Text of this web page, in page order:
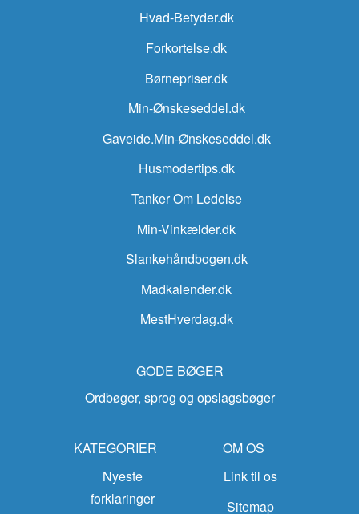
Hvad-Betyder.dk
Forkortelse.dk
Børnepriser.dk
Min-Ønskeseddel.dk
Gaveide.Min-Ønskeseddel.dk
Husmodertips.dk
Tanker Om Ledelse
Min-Vinkælder.dk
Slankehåndbogen.dk
Madkalender.dk
MestHverdag.dk
GODE BØGER
Ordbøger, sprog og opslagsbøger
KATEGORIER
Nyeste
forklaringer
OM OS
Link til os
Sitemap